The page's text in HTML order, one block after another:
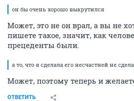
он бы очень хорошо выкрутился
Может, это не он врал, а вы не
пишете такое, значит, как
прецеденты были.
а то, что я сделала его несчастней не
Может, поэтому теперь и
ОТВЕТИТЬ